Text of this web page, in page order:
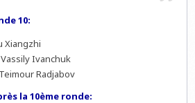
10:
Xiangzhi
Ivanchuk
Radjabov
la 10ème ronde: